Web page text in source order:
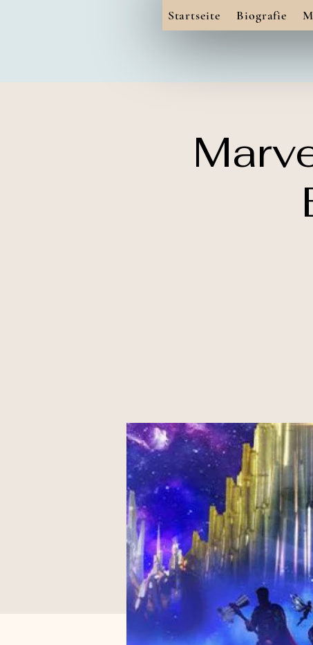
Startseite Biografie